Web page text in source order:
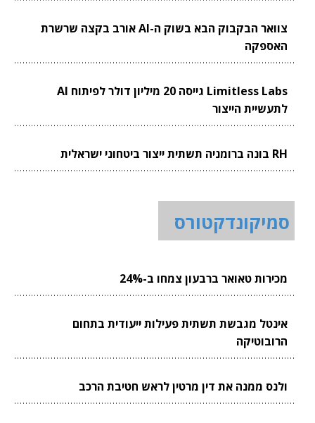
צוואר הבקבוק הבא בשוק ה-AI אורב בקצה שרשרת
האספקה
Limitless Labs גייסה 20 מיליון דולר לפיתוח AI
לתעשיית הייצור
RH בונה ברומניה תשתית ייצור ביטחוני ישראלית
סמיקונדקטורס
מכירות טאואר ברבעון צמחו ב-24%
אינטל מגבשת תשתית פעילות ייעודית בתחום
הרובוטיקה
ולנס ממנה את דין מרטין לראש חטיבת הרכב